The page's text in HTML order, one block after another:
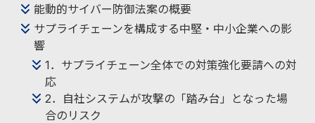
能動的サイバー防御法案の概要
サプライチェーンを構成する中堅・中小企業への影
響
1．サプライチェーン全体での対策強化要請への対
応
2．自社システムが攻撃の「踏み台」となった場
合のリスク